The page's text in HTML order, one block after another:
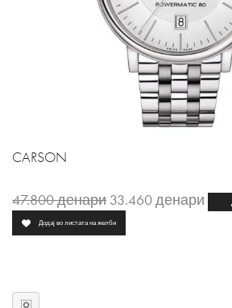
CARSON
47.800денари 33.460денари
Додај во листата на желби